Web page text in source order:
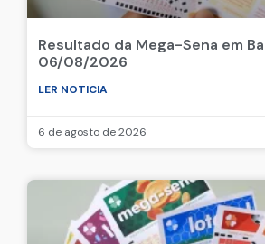
Resultado da Mega-Sena em
06/08/2026
LER NOTICIA
6 de agosto de 2026